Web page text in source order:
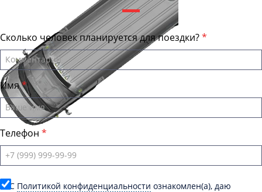
Сколько человек планируется для поездки?
Имя
Телефон
C Политикой конфиденциальности ознакомлен(а), даю